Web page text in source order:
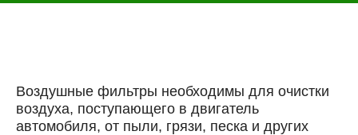
Воздушные фильтры необходимы для очистки
воздуха, поступающего в двигатель
автомобиля, от пыли, грязи, песка и других